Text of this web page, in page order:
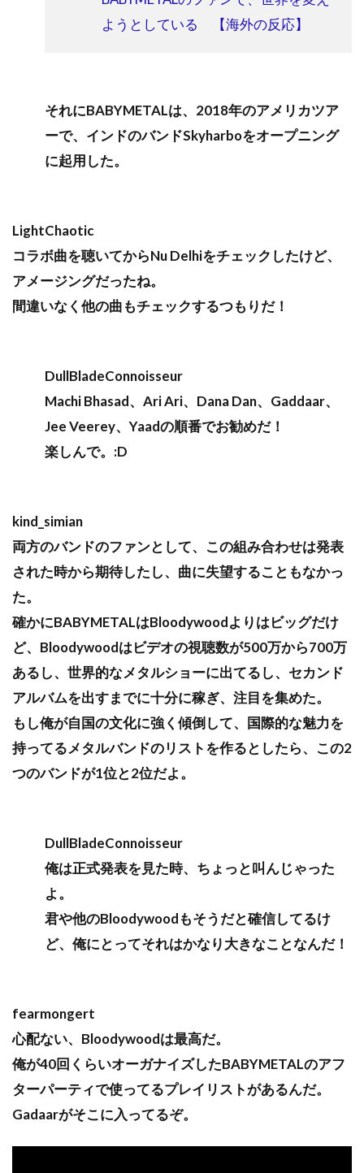
ようとしている 【海外の反応】
それにBABYMETALは、2018年のアメリカツア
ーで、インドのバンドSkyharboをオープニング
に起用した。
LightChaotic
コラボ曲を聴いてからNu Delhiをチェックしたけど、
アメージングだったね。
間違いなく他の曲もチェックするつもりだ！
DullBladeConnoisseur
Machi Bhasad、Ari Ari、Dana Dan、Gaddaar、
Jee Veerey、Yaadの順番でお勧めだ！
楽しんで。:D
kind_simian
両方のバンドのファンとして、この組み合わせは発表
された時から期待したし、曲に失望することもなかっ
た。
確かにBABYMETALはBloodywoodよりはビッグだけ
ど、Bloodywoodはビデオの視聴数が500万から700万
あるし、世界的なメタルショーに出てるし、セカンド
アルバムを出すまでに十分に稼ぎ、注目を集めた。
もし俺が自国の文化に強く傾倒して、国際的な魅力を
持ってるメタルバンドのリストを作るとしたら、この2
つのバンドが1位と2位だよ。
DullBladeConnoisseur
俺は正式発表を見た時、ちょっと叫んじゃった
よ。
君や他のBloodywoodもそうだと確信してるけ
ど、俺にとってそれはかなり大きなことなんだ！
fearmongert
心配ない、Bloodywoodは最高だ。
俺が40回くらいオーガナイズしたBABYMETALのアフ
ターパーティで使ってるプレイリストがあるんだ。
Gadaarがそこに入ってるぞ。